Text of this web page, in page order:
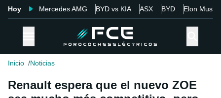
Hoy Mercedes AMG BYD vs KIA ASX BYD Elon Musk
Inicio Noticias
Renault espera que el nuevo ZOE